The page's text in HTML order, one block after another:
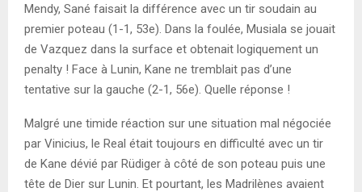
Mendy, Sané faisait la différence avec un tir soudain au
premier poteau (1-1, 53e). Dans la foulée, Musiala se jouait
de Vazquez dans la surface et obtenait logiquement un
penalty ! Face à Lunin, Kane ne tremblait pas d’une
tentative sur la gauche (2-1, 56e). Quelle réponse !
Malgré une timide réaction sur une situation mal négociée
par Vinicius, le Real était toujours en difficulté avec un tir
de Kane dévié par Rüdiger à côté de son poteau puis une
tête de Dier sur Lunin. Et pourtant, les Madrilènes avaient